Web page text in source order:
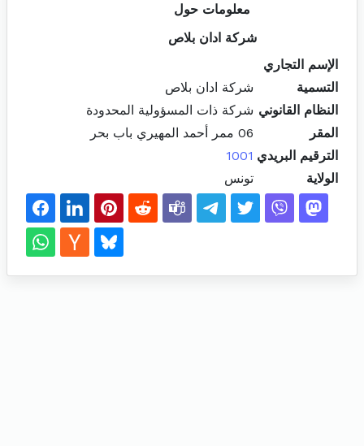
معلومات حول
شركة ادان بلاص
الإسم التجاري
التسمية
شركة ادان بلاص
النظام القانوني شركة ذات المسؤولية المحدودة
المقر
06 ممر أحمد المهيري باب بحر
الترقيم البريدي 1001
الولاية
تونس